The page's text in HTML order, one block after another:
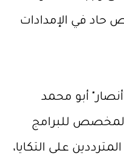
في الإمدادات
أبو محمد
للبرامج
على التكايا،